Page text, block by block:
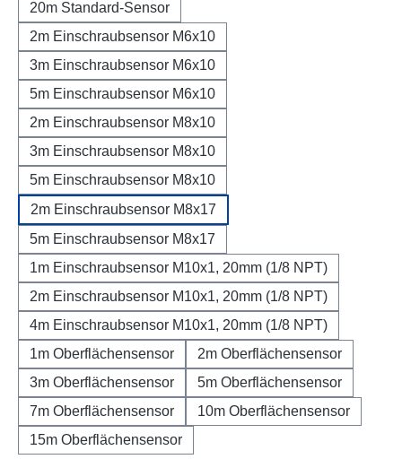
20m Standard-Sensor
2m Einschraubsensor M6x10
3m Einschraubsensor M6x10
5m Einschraubsensor M6x10
2m Einschraubsensor M8x10
3m Einschraubsensor M8x10
5m Einschraubsensor M8x10
2m Einschraubsensor M8x17
5m Einschraubsensor M8x17
1m Einschraubsensor M10x1, 20mm (1/8 NPT)
2m Einschraubsensor M10x1, 20mm (1/8 NPT)
4m Einschraubsensor M10x1, 20mm (1/8 NPT)
1m Oberflächensensor
2m Oberflächensensor
3m Oberflächensensor
5m Oberflächensensor
7m Oberflächensensor
10m Oberflächensensor
15m Oberflächensensor